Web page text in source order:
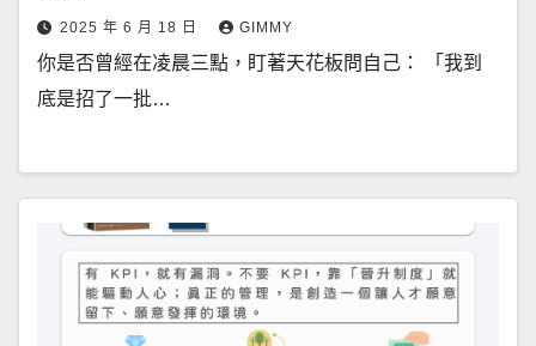
2025 年 6 月 18 日 GIMMY
你是否曾經在凌晨三點，盯著天花板問自己： 「我到
底是招了一批…